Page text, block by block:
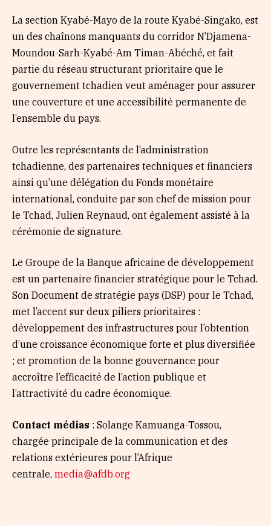
La section Kyabé-Mayo de la route Kyabé-Singako, est
un des chaînons manquants du corridor N’Djamena-
Moundou-Sarh-Kyabé-Am Timan-Abéché, et fait
partie du réseau structurant prioritaire que le
gouvernement tchadien veut aménager pour assurer
une couverture et une accessibilité permanente de
l’ensemble du pays.
Outre les représentants de l’administration
tchadienne, des partenaires techniques et financiers
ainsi qu’une délégation du Fonds monétaire
international, conduite par son chef de mission pour
le Tchad, Julien Reynaud, ont également assisté à la
cérémonie de signature.
Le Groupe de la Banque africaine de développement
est un partenaire financier stratégique pour le Tchad.
Son Document de stratégie pays (DSP) pour le Tchad,
met l’accent sur deux piliers prioritaires :
développement des infrastructures pour l’obtention
d’une croissance économique forte et plus diversifiée
; et promotion de la bonne gouvernance pour
accroître l’efficacité de l’action publique et
l’attractivité du cadre économique.
Contact médias : Solange Kamuanga-Tossou,
chargée principale de la communication et des
relations extérieures pour l’Afrique
centrale, media@afdb.org